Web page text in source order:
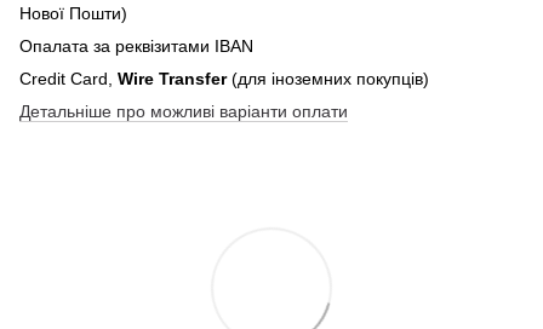
Нової Пошти)
Опалата за реквізитами IBAN
Credit Card, Wire Transfer(для іноземних покупців)
Детальніше про можливі варіанти оплати